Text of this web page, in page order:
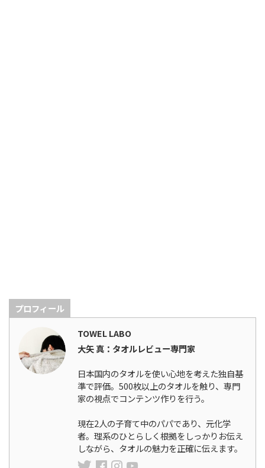
プロフィール
TOWEL LABO
大矢 真：タオルレビュー専門家
日本国内のタオルを使い心地を考えた独自基
準で評価。500枚以上のタオルを触り、専門
家の視点でコンテンツ作りを行う。
現在2人の子育て中のパパであり、元化学
者。理系のひとらしく根拠をしっかりお伝え
しながら、タオルの魅力を正確に伝えます。